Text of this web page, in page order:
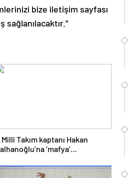
bize iletişim sayfası
Milli Takım kaptanı Hakan
‘mafya’